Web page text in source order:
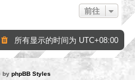
前往
所有显示的时间为 UTC+08:00
by phpBB Styles